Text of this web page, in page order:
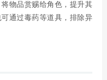
物品赏赐给角色，提升其
通过毒药等道具，排除异